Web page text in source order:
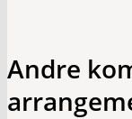
Andre